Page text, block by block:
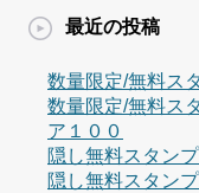
最近の投稿
数量限定/無料ス
数量限定/無料ス
ア１００
隠し無料スタン
隠し無料スタン